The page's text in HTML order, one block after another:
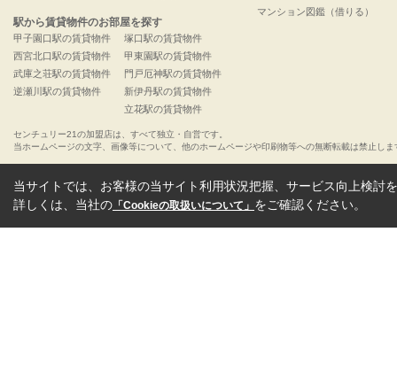
駅から賃貸物件のお部屋を探す
甲子園口駅の賃貸物件
西宮北口駅の賃貸物件
武庫之荘駅の賃貸物件
逆瀬川駅の賃貸物件
塚口駅の賃貸物件
甲東園駅の賃貸物件
門戸厄神駅の賃貸物件
新伊丹駅の賃貸物件
立花駅の賃貸物件
マンション図鑑（借りる）
センチュリー21の加盟店は、すべて独立・自営です。
当ホームページの文字、画像等について、他のホームページや印刷物等への無断転載は禁止しま
当サイトでは、お客様の当サイト利用状況把握、サービス向上検討
詳しくは、当社の 「Cookieの取扱いについて」 をご確認ください。